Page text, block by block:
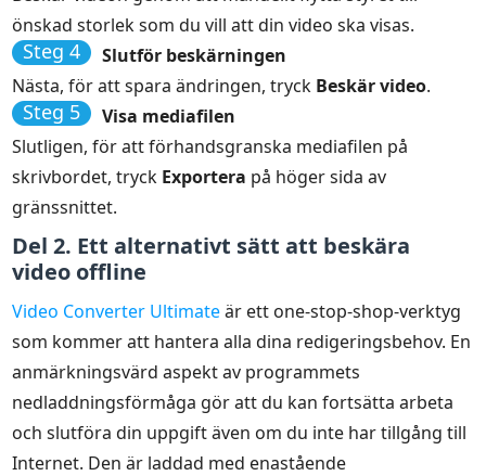
önskad storlek som du vill att din video ska visas.
Steg 4
Slutför beskärningen
Nästa, för att spara ändringen, tryck Beskär video.
Steg 5
Visa mediafilen
Slutligen, för att förhandsgranska mediafilen på
skrivbordet, tryck Exportera på höger sida av
gränssnittet.
Del 2. Ett alternativt sätt att beskära
video offline
Video Converter Ultimateär ett one-stop-shop-verktyg
som kommer att hantera alla dina redigeringsbehov. En
anmärkningsvärd aspekt av programmets
nedladdningsförmåga gör att du kan fortsätta arbeta
och slutföra din uppgift även om du inte har tillgång till
Internet. Den är laddad med enastående